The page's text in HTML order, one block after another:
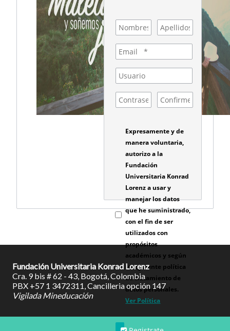
Expresamente y de
manera voluntaria,
autorizo a la
Fundación
Universitaria Konrad
Lorenz a usar y
manejar los datos
que he suministrado,
con el fin de ser
utilizados con
propósitos
académicos y según
la siguiente política
de tratamiento de
datos personales.
Ver Política
Fundación Universitaria Konrad Lorenz
Cra. 9 bis # 62 - 43, Bogotá, Colombia
PBX +57 1 3472311, Cancilleria opción 147
Vigilada Mineducación